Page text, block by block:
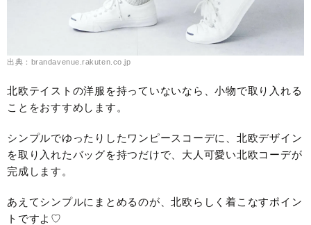
出典：brandavenue.rakuten.co.jp
北欧テイストの洋服を持っていないなら、小物で取り入れる
ことをおすすめします。
シンプルでゆったりしたワンピースコーデに、北欧デザイン
を取り入れたバッグを持つだけで、大人可愛い北欧コーデが
完成します。
あえてシンプルにまとめるのが、北欧らしく着こなすポイン
トですよ♡